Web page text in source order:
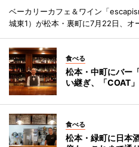
ベーカリーカフェ＆ワイン「
城東1）が松本・裏町に7月22日、オ
食べる
松本・中町にバー
い継ぎ、「COAT
食べる
松本・緑町に日本